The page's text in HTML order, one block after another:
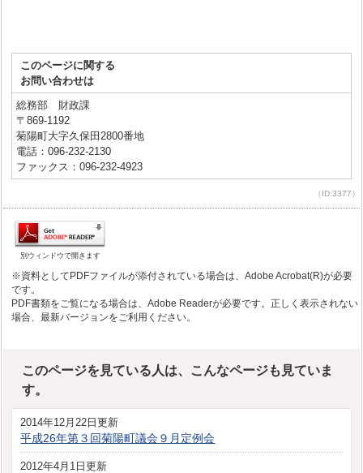
このページに関する
お問い合わせは
総務部 財政課
〒869-1192
菊陽町大字久保田2800番地
電話：096-232-2130
ファックス：096-232-4923
（ID:3377）
別ウィンドウで開きます
※資料としてPDFファイルが添付されている場合は、Adobe Acrobat(R)が必要
です。
PDF書類をご覧になる場合は、Adobe Readerが必要です。正しく表示されない
場合、最新バージョンをご利用ください。
このページを見ている人は、こんなページも見ていま
す。
2014年12月22日更新
平成26年第３回菊陽町議会９月定例会
2012年4月1日更新